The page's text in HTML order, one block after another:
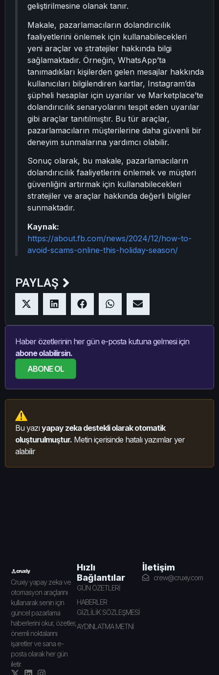
geliştirilmesine olanak tanır.
Makale, pazarlamacıların dolandırıcılık
faaliyetlerini önlemek için kullanabilecekleri
yeni araçlar ve stratejiler hakkında bilgi
sağlamaktadır. Örneğin, WhatsApp’ta
tanımadıkları kişilerden gelen mesajlar hakkında
kullanıcıları bilgilendiren kartlar, Instagram’da
şüpheli hesaplar için uyarılar ve Marketplace’te
dolandırıcılık senaryolarını tespit eden uyarılar
gibi araçlar tanıtılmıştır. Bu tür araçlar,
pazarlamacıların müşterilerine daha güvenli bir
deneyim sunmalarına yardımcı olabilir.
Sonuç olarak, bu makale, pazarlamacıların
dolandırıcılık faaliyetlerini önlemek ve müşteri
güvenliğini artırmak için kullanabilecekleri
stratejiler ve araçlar hakkında değerli bilgiler
sunmaktadır.
Kaynak:
https://about.fb.com/news/2024/12/how-to-
avoid-scams-online-this-holiday-season/
PAYLAŞ
Haber özetlerinin her gün e-posta kutuna gelmesi için
abone olabilirsin.
ABONE OL
Bu yazıyapay zeka destekli olarak otomatik
oluşturulmuştur. Metin içerisinde hatalı yazımlar yer
alabilir
Cruxiy yapay zeka ve
otomasyon araçlarını
kullanarak senin için
güncel pazarlama
haberlerini okur, özetler,
önemli noktalarını
işaretler ve sana e-
posta olarak her gün
iletir.
Hızlı
Bağlantılar
GÜN ÖZETLERİ
HABERLER
GİZLİLİK SÖZLEŞMESİ
AYDINLATMA METNİ
İletişim
crew@cruxiy.com